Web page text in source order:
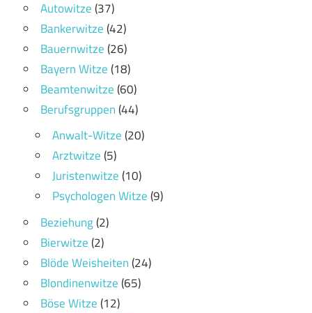
Autowitze(37)
Bankerwitze(42)
Bauernwitze(26)
Bayern Witze(18)
Beamtenwitze(60)
Berufsgruppen(44)
Anwalt-Witze(20)
Arztwitze(5)
Juristenwitze(10)
Psychologen Witze(9)
Beziehung(2)
Bierwitze(2)
Blöde Weisheiten(24)
Blondinenwitze(65)
Böse Witze(12)